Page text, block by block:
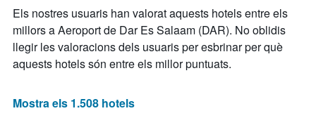
preu
mitjà
d'una
habitació
El
gràfic
té
1
eix
que
Els nostres usuaris han valorat aquests hotels entre els
millors a Aeroport de Dar Es Salaam (DAR). No oblidis
llegir les valoracions dels usuaris per esbrinar per què
aquests hotels són entre els millor puntuats.
Mostra els 1.508 hotels